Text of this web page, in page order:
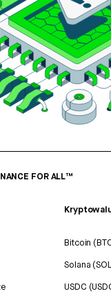
FOR ALL™
Bitcoin
Solana
USDC